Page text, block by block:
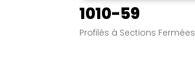
1010-59
Profilés à Sections Fermées